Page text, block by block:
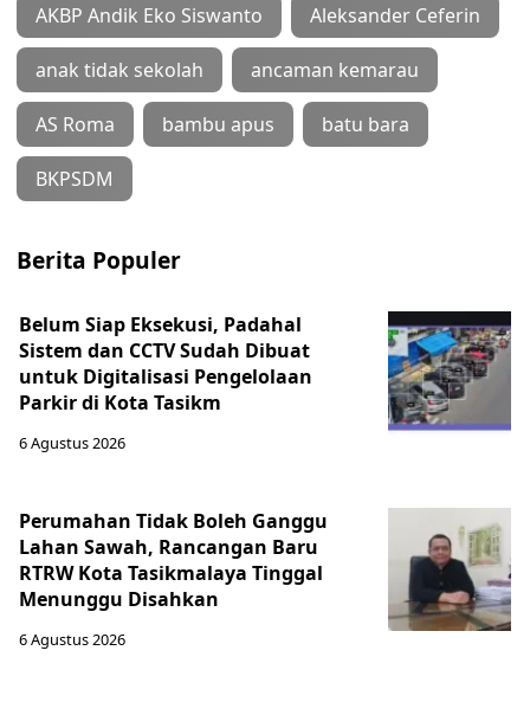
AKBP Andik Eko Siswanto Aleksander Ceferin
anak tidak sekolah ancaman kemarau
AS Roma bambu apus batu bara
BKPSDM
Berita Populer
Belum Siap Eksekusi, Padahal
Sistem dan CCTV Sudah Dibuat
untuk Digitalisasi Pengelolaan
Parkir di Kota Tasikm
6 Agustus 2026
Perumahan Tidak Boleh Ganggu
Lahan Sawah, Rancangan Baru
RTRW Kota Tasikmalaya Tinggal
Menunggu Disahkan
6 Agustus 2026